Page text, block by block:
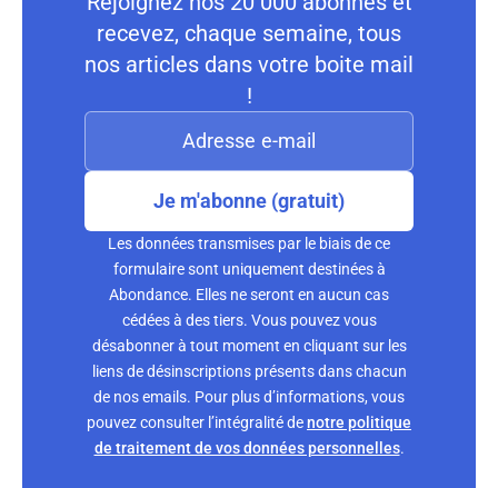
recevez, chaque semaine, tous
nos articles dans votre boite mail
!
Je m'abonne (gratuit)
Les données transmises par le biais de ce
formulaire sont uniquement destinées à
Abondance. Elles ne seront en aucun cas
cédées à des tiers. Vous pouvez vous
désabonner à tout moment en cliquant sur les
liens de désinscriptions présents dans chacun
de nos emails. Pour plus d’informations, vous
pouvez consulter l’intégralité denotre politique
de traitement de vos données personnelles.